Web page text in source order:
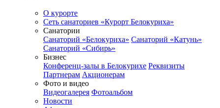
О курорте
Сеть санаториев «Курорт Белокуриха»
Санатории
Санаторий «Белокуриха» Санаторий «Катунь»
Санаторий «Сибирь»
Бизнес
Конференц-залы в Белокурихе Реквизиты
Партнерам Акционерам
Фото и видео
Видеогалерея Фотоальбом
Новости